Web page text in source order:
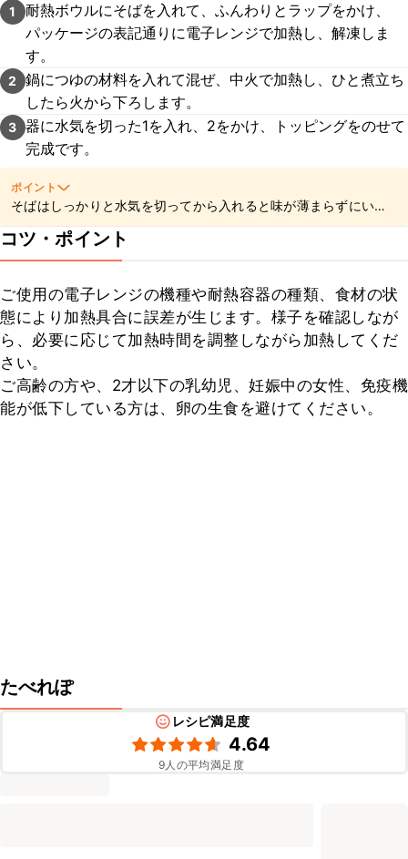
1
耐熱ボウルにそばを入れて、ふんわりとラップをかけ、
パッケージの表記通りに電子レンジで加熱し、解凍しま
す。
2
鍋につゆの材料を入れて混ぜ、中火で加熱し、ひと煮立ち
したら火から下ろします。
3 器に水気を切った1を入れ、2をかけ、トッピングをのせて
完成です。
ポイント
そばはしっかりと水気を切ってから入れると味が薄まらずにいた
だけますよ。
コツ・ポイント
ご使用の電子レンジの機種や耐熱容器の種類、食材の状
態により加熱具合に誤差が生じます。様子を確認しなが
ら、必要に応じて加熱時間を調整しながら加熱してくだ
さい。
ご高齢の方や、2才以下の乳幼児、妊娠中の女性、免疫機
能が低下している方は、卵の生食を避けてください。
たべれぽ
レシピ満足度
4.64
9人の平均満足度